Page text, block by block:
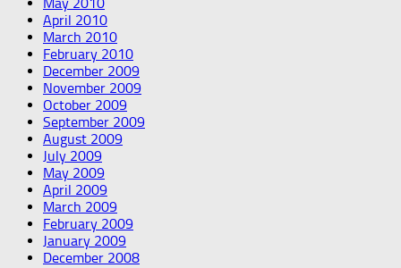
May 2010
April 2010
March 2010
February 2010
December 2009
November 2009
October 2009
September 2009
August 2009
July 2009
May 2009
April 2009
March 2009
February 2009
January 2009
December 2008